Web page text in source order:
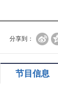
分享到：
节目信息